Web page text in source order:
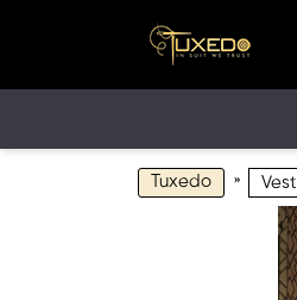
Tuxedo »